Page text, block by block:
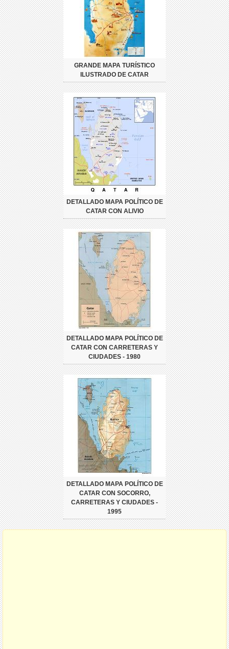
GRANDE MAPA TURÍSTICO
ILUSTRADO DE CATAR
DETALLADO MAPA POLÍTICO DE
CATAR CON ALIVIO
DETALLADO MAPA POLÍTICO DE
CATAR CON CARRETERAS Y
CIUDADES - 1980
DETALLADO MAPA POLÍTICO DE
CATAR CON SOCORRO,
CARRETERAS Y CIUDADES -
1995